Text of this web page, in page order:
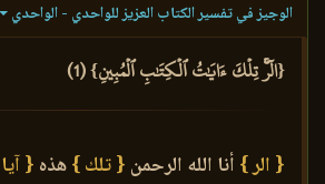
الوجيز في تفسير الكتاب العزيز للواحدي - الواحدي
{الٓرۚ تِلۡكَ ءَايَٰتُ ٱلۡكِتَٰبِ ٱلۡمُبِينِ} (1)
{ الر } أنا الله الرحمن { تلك }هذه {